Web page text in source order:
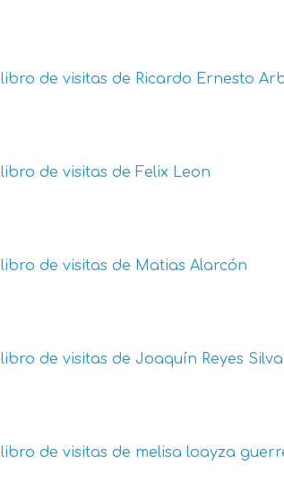
libro de visitas de Ricardo Ernesto
libro de visitas de Felix Leon
libro de visitas de Matias Alarcón
libro de visitas de Joaquín Reyes Silva
libro de visitas de melisa loayza